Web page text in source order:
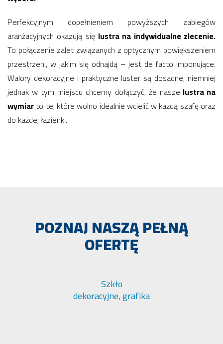
Perfekcyjnym dopełnieniem powyższych zabiegów
aranżacyjnych okazują się lustra na indywidualne zlecenie.
To połączenie zalet związanych z optycznym powiększeniem
przestrzeni, w jakim się odnajdą – jest de facto imponujące.
Walory dekoracyjne i praktyczne luster są dosadne, niemniej
jednak w tym miejscu chcemy dołączyć, że nasze lustra na
wymiarto te, które wolno idealnie wcielić w każdą szafę oraz
do każdej łazienki.
POZNAJ NASZĄ PEŁNĄ
OFERTĘ
Szkło
dekoracyjne, grafika